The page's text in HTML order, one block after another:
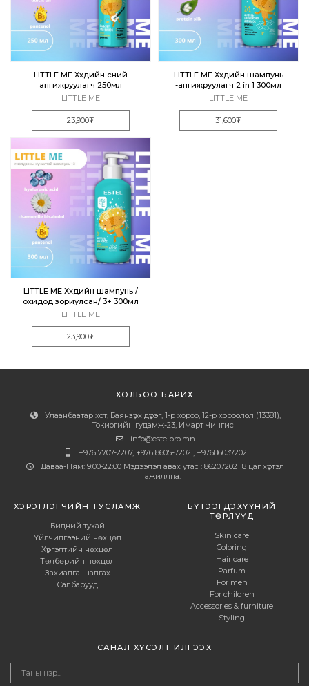
LITTLE ME
LITTLE ME Хүүхдийн үсний
ангижруулагч 250мл
23,900₮
LITTLE ME
LITTLE ME Хүүхдийн шампунь
-ангижруулагч 2 in 1 300мл
31,600₮
LITTLE ME
LITTLE ME Хүүхдийн шампунь /
охидод зориулсан/ 3+ 300мл
23,900₮
ХОЛБОО БАРИХ
Улаанбаатар хот, Баянзүрх дүүрэг, 1-р хороо, 12-р хороолол (13381),
Токиогийн гудамж-23, Имарт Чингис
info@estelpro.mn
+976 7707-2207, +976 8605-7202 , +97686037202
Даваа-Ням: 9:00-22:00 Мэдээлэл авах утас : 86207202 18 цаг хүртэл
ажиллна.
ХЭРЭГЛЭГЧИЙН ТУСЛАМЖ
Бидний тухай
Үйлчилгээний нөхцөл
Хүргэлтийн нөхцөл
Төлбөрийн нөхцөл
Захиалга шалгах
Салбарууд
БҮТЭЭГДЭХҮҮНИЙ
ТӨРЛҮҮД
Skin care
Coloring
Hair care
Parfum
For men
For children
Accessories & furniture
Styling
САНАЛ ХҮСЭЛТ ИЛГЭЭХ